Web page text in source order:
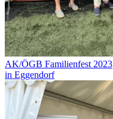
AK/ÖGB Familienfest 2023
in Eggendorf